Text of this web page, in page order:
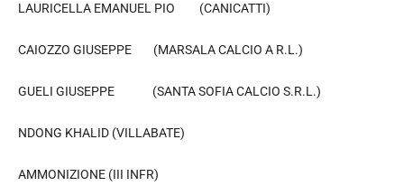
LAURICELLA EMANUEL PIO (CANICATTI)
CAIOZZO GIUSEPPE (MARSALA CALCIO A R.L.)
GUELI GIUSEPPE (SANTA SOFIA CALCIO S.R.L.)
NDONG KHALID (VILLABATE)
AMMONIZIONE (III INFR)